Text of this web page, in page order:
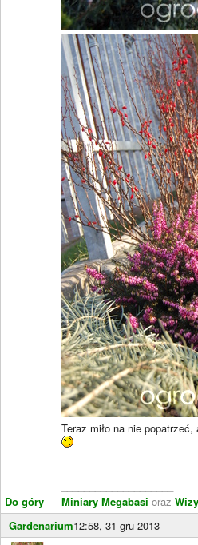
Do góry
Teraz miło na nie
Miniary Megabasi oraz
Gardenarium12:58, 31 gru 2013